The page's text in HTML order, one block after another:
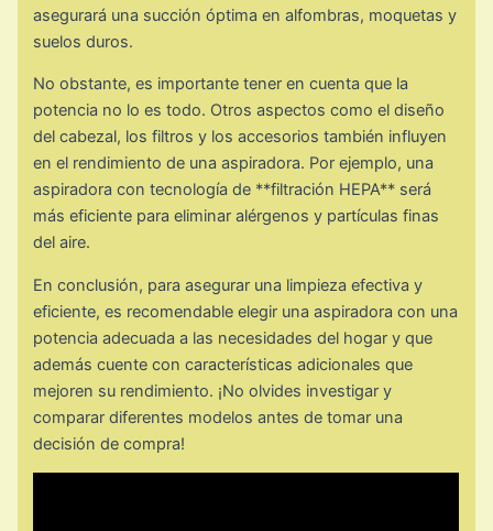
asegurará una succión óptima en alfombras, moquetas y
suelos duros.
No obstante, es importante tener en cuenta que la
potencia no lo es todo. Otros aspectos como el diseño
del cabezal, los filtros y los accesorios también influyen
en el rendimiento de una aspiradora. Por ejemplo, una
aspiradora con tecnología de **filtración HEPA** será
más eficiente para eliminar alérgenos y partículas finas
del aire.
En conclusión, para asegurar una limpieza efectiva y
eficiente, es recomendable elegir una aspiradora con una
potencia adecuada a las necesidades del hogar y que
además cuente con características adicionales que
mejoren su rendimiento. ¡No olvides investigar y
comparar diferentes modelos antes de tomar una
decisión de compra!